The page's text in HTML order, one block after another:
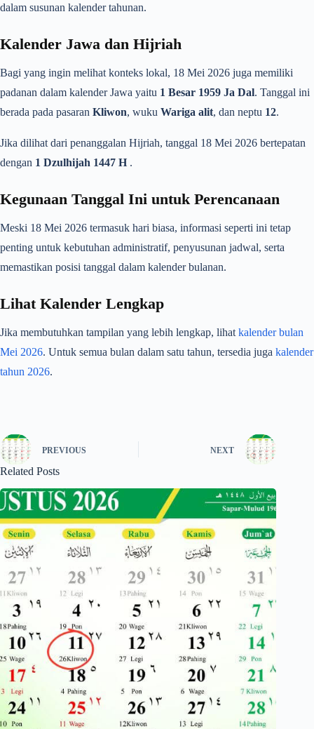
dalam susunan kalender tahunan.
Kalender Jawa dan Hijriah
Bagi yang ingin melihat konteks lokal, 18 Mei 2026 juga memiliki
padanan dalam kalender Jawa yaitu 1 Besar 1959 Ja Dal. Tanggal ini
berada pada pasaran Kliwon, wuku Wariga alit, dan neptu 12.
Jika dilihat dari penanggalan Hijriah, tanggal 18 Mei 2026 bertepatan
dengan 1 Dzulhijah 1447 H .
Kegunaan Tanggal Ini untuk Perencanaan
Meski 18 Mei 2026 termasuk hari biasa, informasi seperti ini tetap
penting untuk kebutuhan administratif, penyusunan jadwal, serta
memastikan posisi tanggal dalam kalender bulanan.
Lihat Kalender Lengkap
Jika membutuhkan tampilan yang lebih lengkap, lihat kalender bulan
Mei 2026. Untuk semua bulan dalam satu tahun, tersedia juga kalender
tahun 2026.
PREVIOUS NEXT
Related Posts